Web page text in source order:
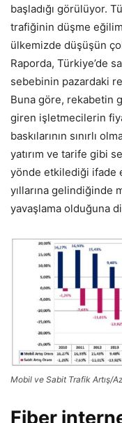
başladığı görülüyor.
trafiğinin düşme
ülkemizde düşüşün
Raporda, Türkiye’de
sebebinin pazardaki
Buna göre, rekabetin
giren işletmecilerin
baskılarının sınırlı
yatırım ve tarife gibi
yönde etkilediği ifade
yıllarına gelindiğinde
yavaşlama olduğuna
Mobil ve Sabit Trafik Artış/
Fiber